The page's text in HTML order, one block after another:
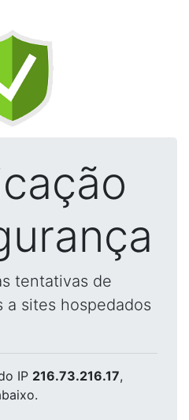
tentativas de
a sites hospedados
IP 216.73.216.17,